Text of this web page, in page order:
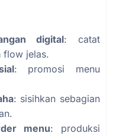
digital: catat
flow jelas.
: promosi menu
: sisihkan sebagian
menu: produksi